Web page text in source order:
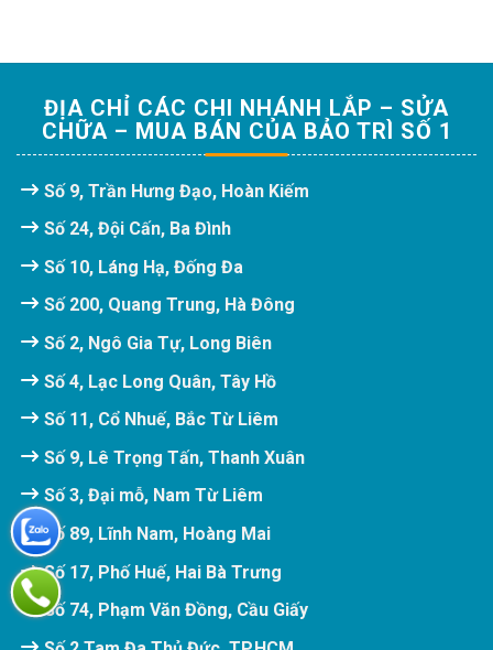
ĐỊA CHỈ CÁC CHI NHÁNH LẮP – SỬA
CHỮA – MUA BÁN CỦA BẢO TRÌ SỐ 1
Số 9, Trần Hưng Đạo, Hoàn Kiếm
Số 24, Đội Cấn, Ba Đình
Số 10, Láng Hạ, Đống Đa
Số 200, Quang Trung, Hà Đông
Số 2, Ngô Gia Tự, Long Biên
Số 4, Lạc Long Quân, Tây Hồ
Số 11, Cổ Nhuế, Bắc Từ Liêm
Số 9, Lê Trọng Tấn, Thanh Xuân
Số 3, Đại mỗ, Nam Từ Liêm
Số 89, Lĩnh Nam, Hoàng Mai
Số 17, Phố Huế, Hai Bà Trưng
Số 74, Phạm Văn Đồng, Cầu Giấy